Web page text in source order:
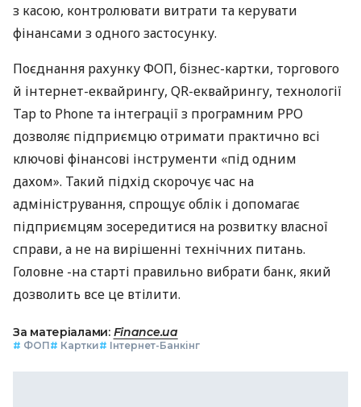
з касою, контролювати витрати та керувати
фінансами з одного застосунку.
Поєднання рахунку ФОП, бізнес-картки, торгового
й інтернет-еквайрингу, QR-еквайрингу, технології
Tap to Phone та інтеграції з програмним РРО
дозволяє підприємцю отримати практично всі
ключові фінансові інструменти «під одним
дахом». Такий підхід скорочує час на
адміністрування, спрощує облік і допомагає
підприємцям зосередитися на розвитку власної
справи, а не на вирішенні технічних питань.
Головне -на старті правильно вибрати банк, який
дозволить все це втілити.
За матеріалами: Finance.ua
# ФОП# Картки# Інтернет-Банкінг